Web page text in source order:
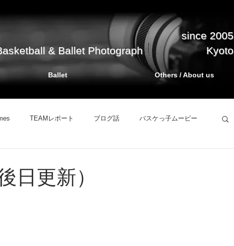
since 2005
Ballet Others / About us
& Ballet Photograph Kyoto
TEAMレポート ブログ話 バスケっ子ムービー
掲示板
日更新）